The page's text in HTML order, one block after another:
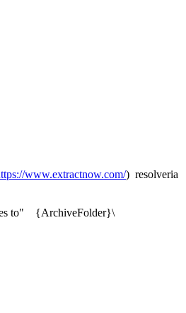
www.extractnow.com/) resolveria
files to" {ArchiveFolder}\